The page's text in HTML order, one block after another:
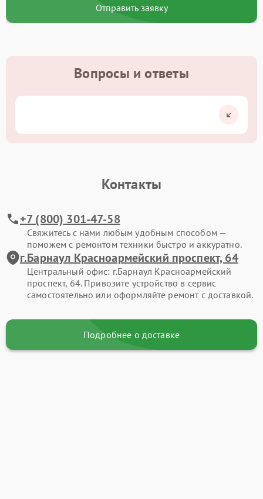
Отправить заявку
Вопросы и ответы
Контакты
+7 (800) 301-47-58
Свяжитесь с нами любым удобным способом —
поможем с ремонтом техники быстро и аккуратно.
г.Барнаул Красноармейский проспект, 64
Центральный офис: г.Барнаул Красноармейский
проспект, 64. Привозите устройство в сервис
самостоятельно или оформляйте ремонт с доставкой.
Подробнее о доставке